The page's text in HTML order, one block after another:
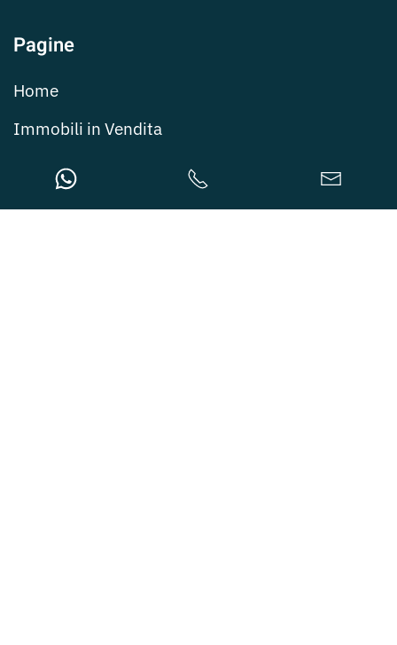
Pagine
Home
Immobili in Vendita
Vendita e Locazione Immobili Commerciali
Vendita Strutture Ricettive